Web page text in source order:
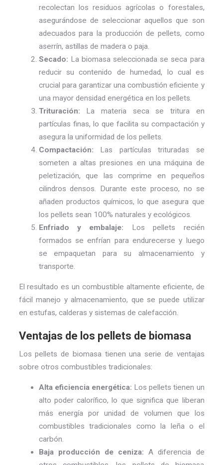
recolectan los residuos agrícolas o forestales,
asegurándose de seleccionar aquellos que son
adecuados para la producción de pellets, como
aserrín, astillas de madera o paja.
Secado: La biomasa seleccionada se seca para
reducir su contenido de humedad, lo cual es
crucial para garantizar una combustión eficiente y
una mayor densidad energética en los pellets.
Trituración: La materia seca se tritura en
partículas finas, lo que facilita su compactación y
asegura la uniformidad de los pellets.
Compactación: Las partículas trituradas se
someten a altas presiones en una máquina de
peletización, que las comprime en pequeños
cilindros densos. Durante este proceso, no se
añaden productos químicos, lo que asegura que
los pellets sean 100% naturales y ecológicos.
Enfriado y embalaje: Los pellets recién
formados se enfrían para endurecerse y luego
se empaquetan para su almacenamiento y
transporte.
El resultado es un combustible altamente eficiente, de
fácil manejo y almacenamiento, que se puede utilizar
en estufas, calderas y sistemas de calefacción.
Ventajas de los pellets de biomasa
Los pellets de biomasa tienen una serie de ventajas
sobre otros combustibles tradicionales:
Alta eficiencia energética: Los pellets tienen un
alto poder calorífico, lo que significa que liberan
más energía por unidad de volumen que los
combustibles tradicionales como la leña o el
carbón.
Baja producción de ceniza:A diferencia de